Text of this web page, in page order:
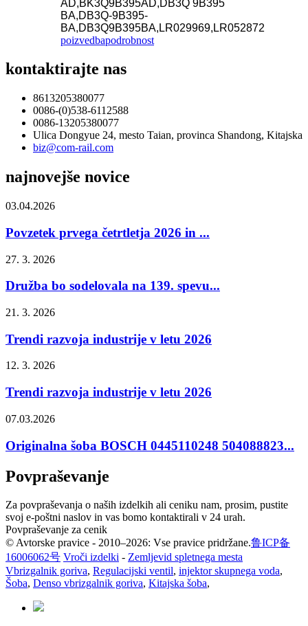
AD,BK3Q9B395AD, DB3Q 9B395
BA,DB3Q-9B395-
BA,DB3Q9B395BA, LR029969, LR052872
poizvedbapodrobnost
kontaktirajte nas
8613205380077
0086-(0)538-6112588
0086-13205380077
Ulica Dongyue 24, mesto Taian, provinca Shandong, Kitajska
biz@com-rail.com
najnovejše novice
03.04.2026
Povzetek prvega četrtletja 2026 in ...
27. 3. 2026
Družba bo sodelovala na 139. spevu...
21. 3. 2026
Trendi razvoja industrije v letu 2026
12. 3. 2026
Trendi razvoja industrije v letu 2026
07.03.2026
Originalna šoba BOSCH 0445110248 504088823...
Povpraševanje
Za povpraševanja o naših izdelkih ali ceniku nam, prosim, pustite
svoj e-poštni naslov in vas bomo kontaktirali v 24 urah.
Povpraševanje za cenik
© Avtorske pravice - 2010–2026: Vse pravice pridržane.鲁ICP备
16006062号 Vroči izdelki - Zemljevid spletnega mesta
Vbrizgalnik goriva, Regulacijski ventil, injektor skupnega voda,
Šoba, Denso vbrizgalnik goriva, Kitajska šoba,